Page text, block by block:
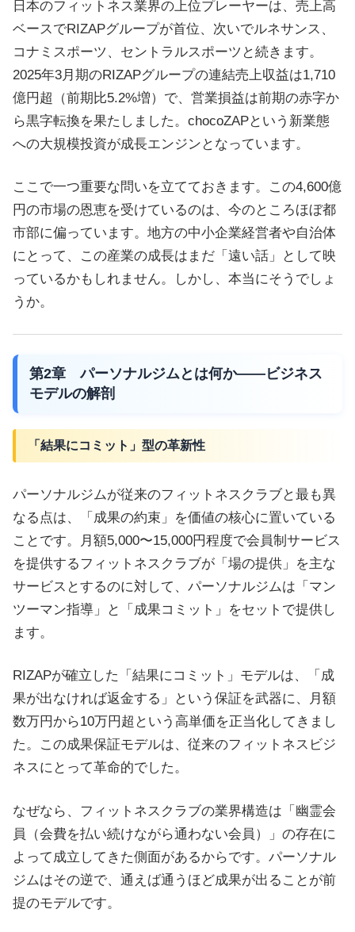
日本のフィットネス業界の上位プレーヤーは、売上高
ベースでRIZAPグループが首位、次いでルネサンス、
コナミスポーツ、セントラルスポーツと続きます。
2025年3月期のRIZAPグループの連結売上収益は1,710
億円超（前期比5.2%増）で、営業損益は前期の赤字か
ら黒字転換を果たしました。chocoZAPという新業態
への大規模投資が成長エンジンとなっています。
ここで一つ重要な問いを立てておきます。この4,600億
円の市場の恩恵を受けているのは、今のところほぼ都
市部に偏っています。地方の中小企業経営者や自治体
にとって、この産業の成長はまだ「遠い話」として映
っているかもしれません。しかし、本当にそうでしょ
うか。
第2章 パーソナルジムとは何か——ビジネス
モデルの解剖
「結果にコミット」型の革新性
パーソナルジムが従来のフィットネスクラブと最も異
なる点は、「成果の約束」を価値の核心に置いている
ことです。月額5,000〜15,000円程度で会員制サービス
を提供するフィットネスクラブが「場の提供」を主な
サービスとするのに対して、パーソナルジムは「マン
ツーマン指導」と「成果コミット」をセットで提供し
ます。
RIZAPが確立した「結果にコミット」モデルは、「成
果が出なければ返金する」という保証を武器に、月額
数万円から10万円超という高単価を正当化してきまし
た。この成果保証モデルは、従来のフィットネスビジ
ネスにとって革命的でした。
なぜなら、フィットネスクラブの業界構造は「幽霊会
員（会費を払い続けながら通わない会員）」の存在に
よって成立してきた側面があるからです。パーソナル
ジムはその逆で、通えば通うほど成果が出ることが前
提のモデルです。